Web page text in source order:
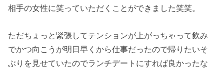
相手の女性に笑っていただくことができました笑笑。
ただちょっと緊張してテンションが上がっちゃって飲み
でかつ向こうが明日早くから仕事だったので帰りたいそ
ぶりを見せていたのでランチデートにすれば良かったな